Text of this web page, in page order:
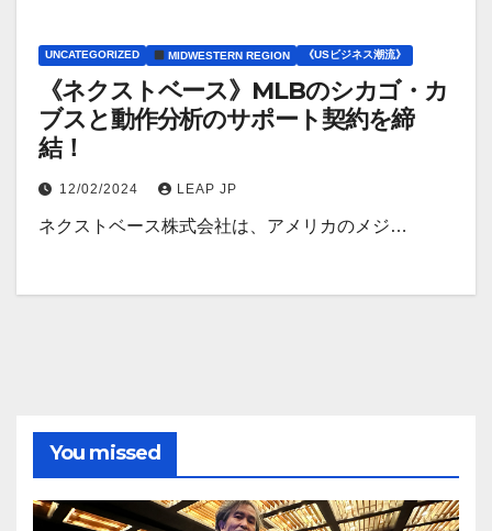
UNCATEGORIZED MIDWESTERN REGION 《USビジネス潮流》
《ネクストベース》MLBのシカゴ・カ
ブスと動作分析のサポート契約を締
結！
12/02/2024 LEAP JP
ネクストベース株式会社は、アメリカのメジ…
You missed